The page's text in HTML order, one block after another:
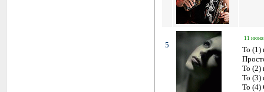
5
11 июня
To (1)
To (2)
To (3)
To (4)